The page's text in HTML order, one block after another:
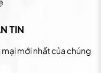
TIN
mới nhất của chúng